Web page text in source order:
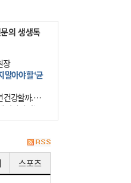
의 생생톡
장
말아야 할 ‘균
건강할까. 요
빠지지 않는
헬스장을 다니
스포츠